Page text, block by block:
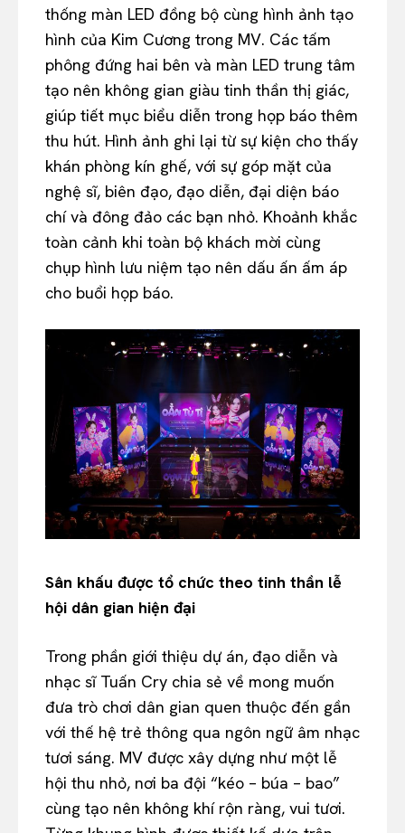
thống màn LED đồng bộ cùng hình ảnh tạo
hình của Kim Cương trong MV. Các tấm
phông đứng hai bên và màn LED trung tâm
tạo nên không gian giàu tinh thần thị giác,
giúp tiết mục biểu diễn trong họp báo thêm
thu hút. Hình ảnh ghi lại từ sự kiện cho thấy
khán phòng kín ghế, với sự góp mặt của
nghệ sĩ, biên đạo, đạo diễn, đại diện báo
chí và đông đảo các bạn nhỏ. Khoảnh khắc
toàn cảnh khi toàn bộ khách mời cùng
chụp hình lưu niệm tạo nên dấu ấn ấm áp
cho buổi họp báo.
Sân khấu được tổ chức theo tinh thần lễ
hội dân gian hiện đại
Trong phần giới thiệu dự án, đạo diễn và
nhạc sĩ Tuấn Cry chia sẻ về mong muốn
đưa trò chơi dân gian quen thuộc đến gần
với thế hệ trẻ thông qua ngôn ngữ âm nhạc
tươi sáng. MV được xây dựng như một lễ
hội thu nhỏ, nơi ba đội “kéo – búa – bao”
cùng tạo nên không khí rộn ràng, vui tươi.